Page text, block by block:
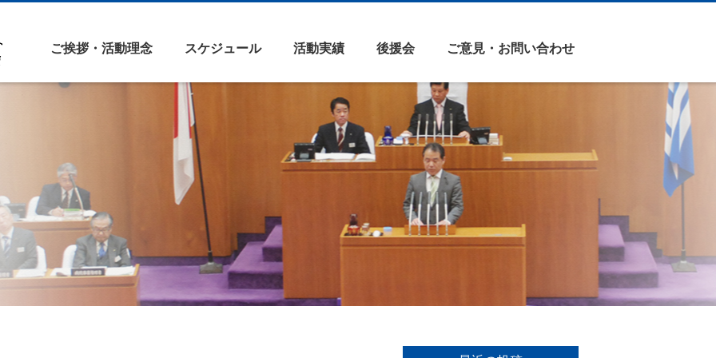
ご挨拶・活動理念 スケジュール 活動実績 後援会 ご意見・お問い合わせ